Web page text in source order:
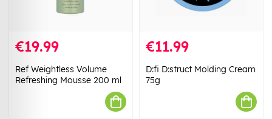
€19.99
Ref Weightless Volume
Refreshing Mousse 200 ml
€11.99
D:fi D:struct Molding Cream
75g